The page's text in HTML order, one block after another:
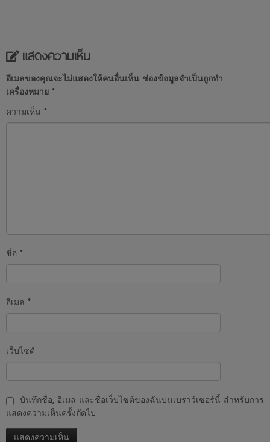
แสดงความเห็น
อีเมลของคุณจะไม่แสดงให้คนอื่นเห็น ช่องข้อมูลจำเป็นถูกทำ
เครื่องหมาย *
ความเห็น *
ชื่อ *
อีเมล *
เว็บไซต์
บันทึกชื่อ, อีเมล และชื่อเว็บไซต์ของฉันบนเบราว์เซอร์นี้ สำหรับการ
แสดงความเห็นครั้งถัดไป